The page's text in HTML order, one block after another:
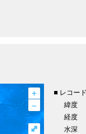
+
–
⤢
■ レコー
緯度
経度
水深